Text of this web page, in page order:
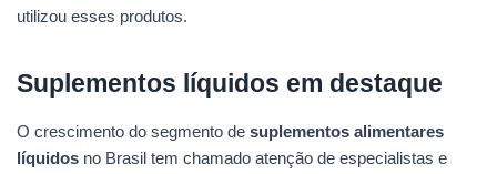
utilizou esses produtos.
Suplementos líquidos em destaque
O crescimento do segmento de suplementos alimentares
líquidos no Brasil tem chamado atenção de especialistas e